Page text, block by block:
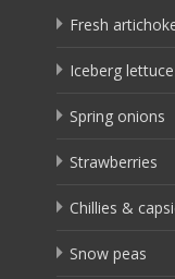
Fresh
Iceberg lettuce
Spring onions
Strawberries
Chillies &
Snow peas